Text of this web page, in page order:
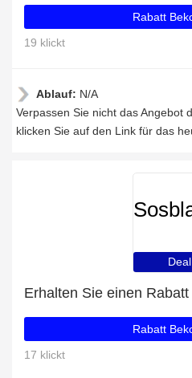
Rabatt
19 klickt
Ablauf: N/A
Verpassen Sie nicht das Angebot
klicken Sie auf den Link für das
Deal
Rabatt
17 klickt